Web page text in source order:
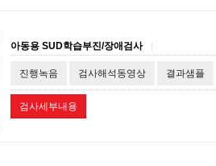
아동용 SUD학습부진/장애검사
진행녹음 검사해석동영상 결과샘플
검사세부내용